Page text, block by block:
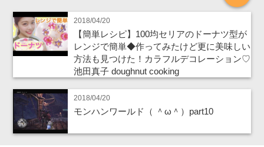
2018/04/20
【簡単レシピ】100均セリアのドーナツ型が
レンジで簡単◆作ってみたけど更に美味しい
方法も見つけた！カラフルデコレーション♡
池田真子 doughnut cooking
2018/04/20
モンハンワールド（ ＾ω＾）part10